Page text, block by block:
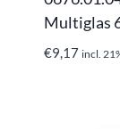
Multiglas
€9,17 incl.